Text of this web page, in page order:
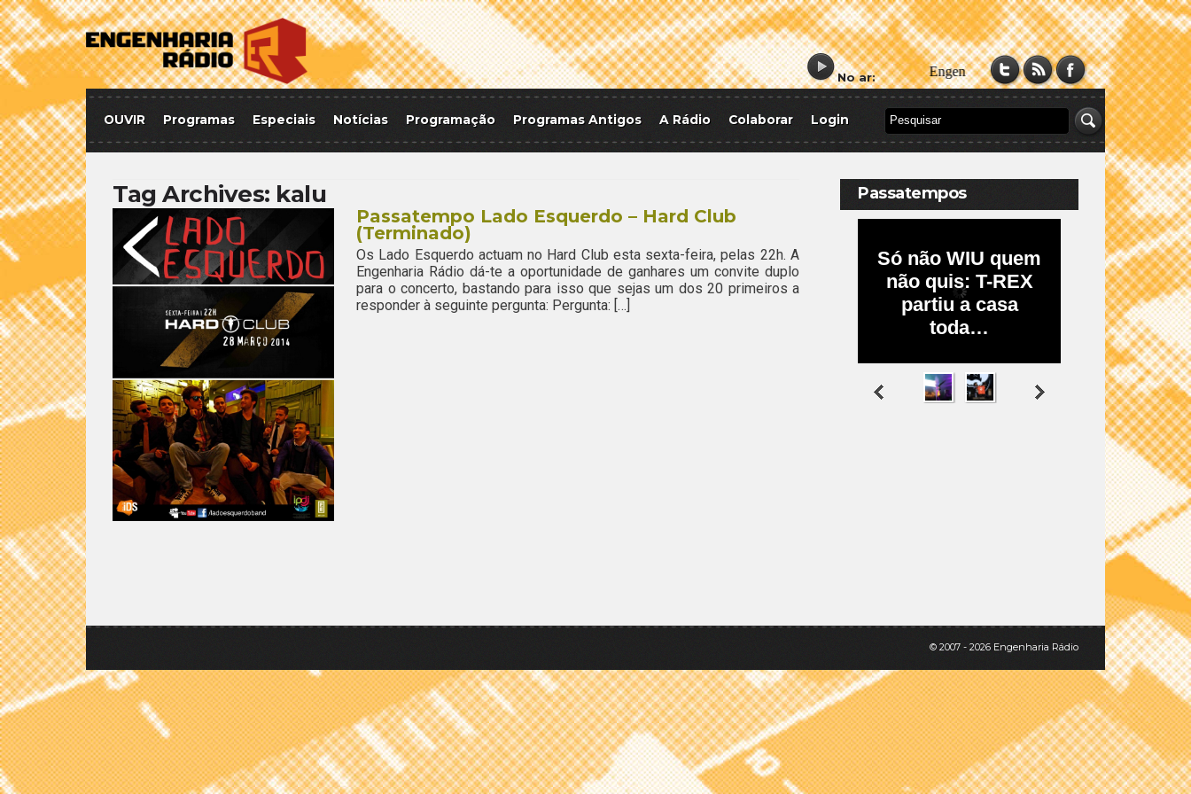
No ar:
OUVIR Programas Especiais Notícias Programação Programas Antigos A Rádio Colaborar Login
Tag Archives: kalu
Passatempo Lado Esquerdo – Hard Club
(Terminado)
Os Lado Esquerdo actuam no Hard Club esta sexta-feira, pelas 22h. A
Engenharia Rádio dá-te a oportunidade de ganhares um convite duplo
para o concerto, bastando para isso que sejas um dos 20 primeiros a
responder à seguinte pergunta: Pergunta: […]
Passatempos
© 2007 - 2026 Engenharia Rádio